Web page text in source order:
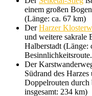
einem großen
(Länge: ca. 67 km)
DerHarzer
und weitere sakrale
Halberstadt (Länge:
Besinnlichkeitsroute.
Der
Südrand des
Doppelrouten durch
insgesamt: 234 km)